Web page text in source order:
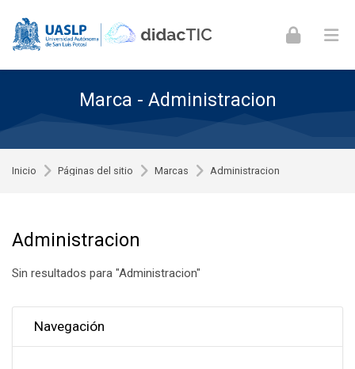
Marca - Administracion
Inicio Páginas del sitio Marcas Administracion
Administracion
Sin resultados para "Administracion"
Navegación